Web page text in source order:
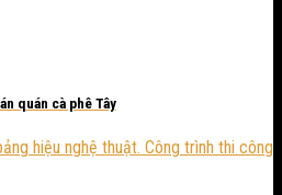
quán cà phê Tây
hiệu nghệ thuật. Công trình thi công